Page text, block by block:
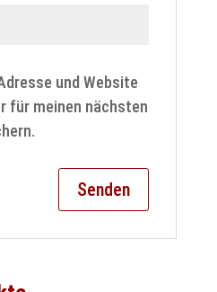
und Website
für meinen nächsten